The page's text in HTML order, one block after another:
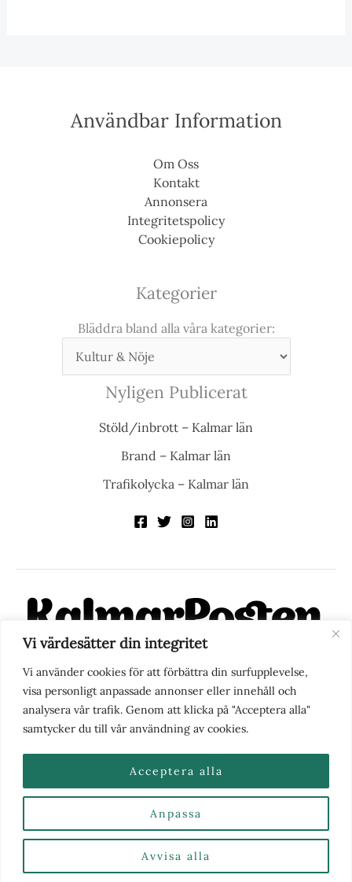
Vi värdesätter din integritet
Vi använder cookies för att förbättra din surfupplevelse,
visa personligt anpassade annonser eller innehåll och
analysera vår trafik. Genom att klicka på "Acceptera alla"
samtycker du till vår användning av cookies.
Anpassa
Avvisa alla
Acceptera alla
Användbar Information
Om Oss
Kontakt
Annonsera
Integritetspolicy
Cookiepolicy
Kategorier
Bläddra bland alla våra kategorier:
Nyligen Publicerat
Stöld/inbrott – Kalmar län
Brand – Kalmar län
Trafikolycka – Kalmar län
KalmarPosten är en modern lokalnyhetstidning på nätet. Med
fokus på Kalmarregionen, men också med blick för det större
perspektivet, vill vi vara din självklara kanal för nyheter,
berättelser och engagemang. KalmarPosten grundades 1988 och
fick nya ägare 2025.
Nyhetstips eller frågor?Kontakta oss
2026 | Kalmarposten.se |Se alla Kategorier & Ämnen
här